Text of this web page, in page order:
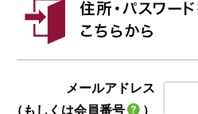
メールアドレス
（もしくは会員番号
）